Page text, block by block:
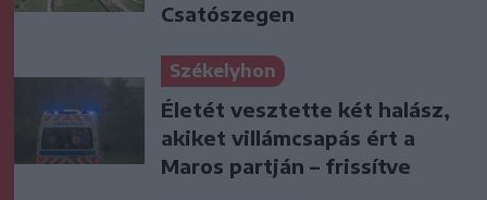
Csatószegen
Székelyhon
Életét vesztette két halász,
akiket villámcsapás ért a
Maros partján – frissítve